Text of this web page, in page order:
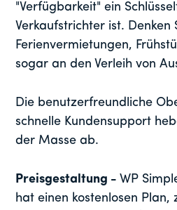
"Verfügbarkeit" ein
Verkaufstrichter ist. Denken
Ferienvermietungen,
sogar an den Verleih von
Die benutzerfreundliche
schnelle Kundensupport
der Masse ab.
Preisgestaltung - WP
hat einen kostenlosen Plan,